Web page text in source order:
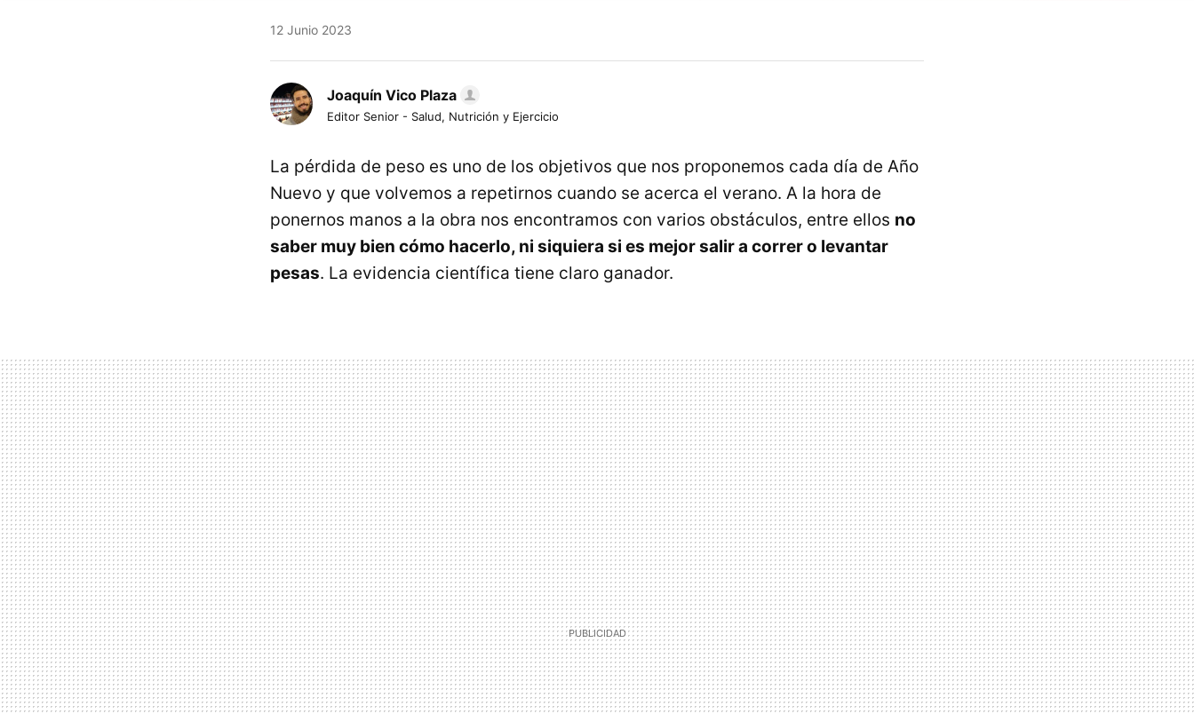
12 Junio 2023
Joaquín Vico Plaza
Editor Senior - Salud, Nutrición y Ejercicio
La pérdida de peso es uno de los objetivos que nos proponemos cada día de Año
Nuevo y que volvemos a repetirnos cuando se acerca el verano. A la hora de
ponernos manos a la obra nos encontramos con varios obstáculos, entre ellos no
saber muy bien cómo hacerlo, ni siquiera si es mejor salir a correr o levantar
pesas. La evidencia científica tiene claro ganador.